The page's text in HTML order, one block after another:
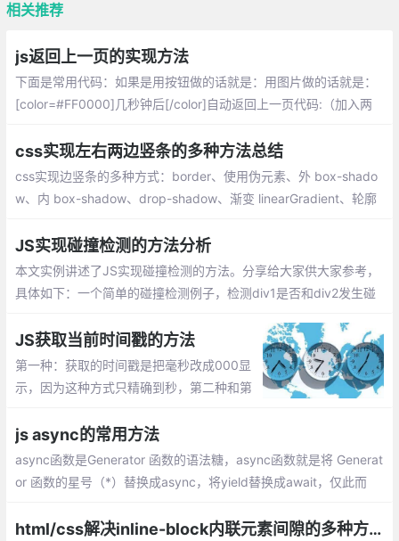
相关推荐
js返回上一页的实现方法
下面是常用代码：如果是用按钮做的话就是：用图片做的话就是：
[color=#FF0000]几秒钟后[/color]自动返回上一页代码:（加入两
css实现左右两边竖条的多种方法总结
css实现边竖条的多种方式：border、使用伪元素、外 box-shado
w、内 box-shadow、drop-shadow、渐变 linearGradient、轮廓
JS实现碰撞检测的方法分析
本文实例讲述了JS实现碰撞检测的方法。分享给大家供大家参考，
具体如下：一个简单的碰撞检测例子，检测div1是否和div2发生碰
JS获取当前时间戳的方法
第一种：获取的时间戳是把毫秒改成000显
示，因为这种方式只精确到秒，第二种和第
js async的常用方法
async函数是Generator 函数的语法糖，async函数就是将 Generat
or 函数的星号（*）替换成async，将yield替换成await，仅此而
html/css解决inline-block内联元素间隙的多种方法总汇